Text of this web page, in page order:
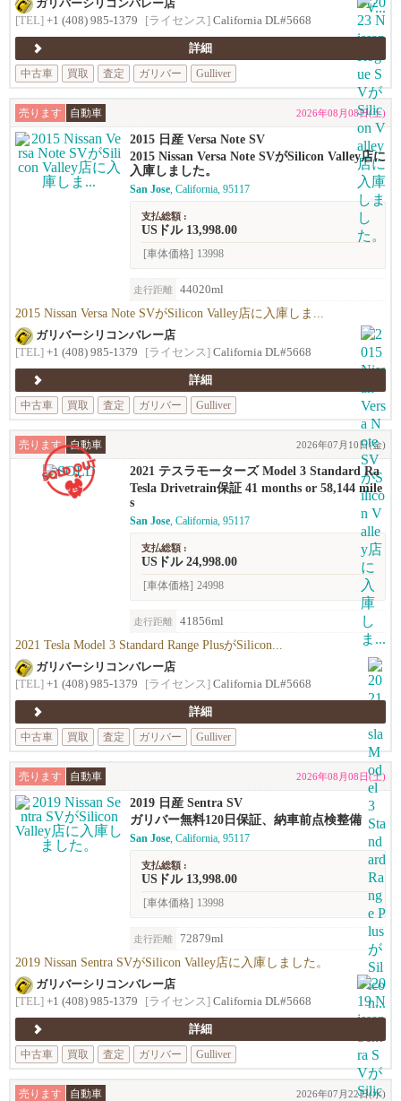
ガリバーシリコンバレー店
[TEL] +1 (408) 985-1379 [ライセンス] California DL#5668
詳細
中古車
買取 査定 ガリバー Gulliver
売ります 自動車 2026年08月08日(土)
2015 日産 Versa Note SV
2015 Nissan Versa Note SVがSilicon Valley店に
入庫しました。
San Jose, California, 95117
支払総額 :
USドル 13,998.00
[車体価格] 13998
走行距離 44020ml
2015 Nissan Versa Note SVがSilicon Valley店に入庫しま...
ガリバーシリコンバレー店
[TEL] +1 (408) 985-1379 [ライセンス] California DL#5668
詳細
中古車
買取 査定 ガリバー Gulliver
売ります 自動車 2026年07月10日(金)
2021 テスラモーターズ Model 3 Standard Ra
nge Plus
Tesla Drivetrain保証 41 months or 58,144 mile
s
San Jose, California, 95117
支払総額 :
USドル 24,998.00
[車体価格] 24998
走行距離 41856ml
2021 Tesla Model 3 Standard Range PlusがSilicon...
ガリバーシリコンバレー店
[TEL] +1 (408) 985-1379 [ライセンス] California DL#5668
詳細
中古車
買取 査定 ガリバー Gulliver
売ります 自動車 2026年08月08日(土)
2019 日産 Sentra SV
ガリバー無料120日保証、納車前点検整備
San Jose, California, 95117
支払総額 :
USドル 13,998.00
[車体価格] 13998
走行距離 72879ml
2019 Nissan Sentra SVがSilicon Valley店に入庫しました。
ガリバーシリコンバレー店
[TEL] +1 (408) 985-1379 [ライセンス] California DL#5668
詳細
中古車
買取 査定 ガリバー Gulliver
売ります 自動車 2026年07月22日(水)